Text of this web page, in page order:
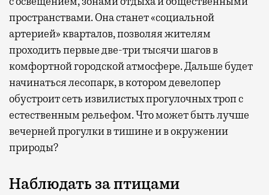
пространствами. Она станет «социальной
артерией» кварталов, позволяя жителям
проходить первые две-три тысячи шагов в
комфортной городской атмосфере. Дальше будет
начинаться лесопарк, в котором девелопер
обустроит сеть извилистых прогулочных троп с
естественным рельефом. Что может быть лучше
вечерней прогулки в тишине и в окружении
природы?
Наблюдать за птицами